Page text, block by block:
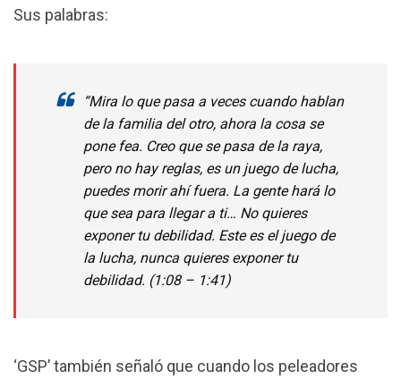
Sus palabras:
“Mira lo que pasa a veces cuando hablan
de la familia del otro, ahora la cosa se
pone fea. Creo que se pasa de la raya,
pero no hay reglas, es un juego de lucha,
puedes morir ahí fuera. La gente hará lo
que sea para llegar a ti… No quieres
exponer tu debilidad. Este es el juego de
la lucha, nunca quieres exponer tu
debilidad. (1:08 – 1:41)
‘GSP’ también señaló que cuando los peleadores